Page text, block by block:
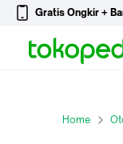
Gratis Ongkir +
Home